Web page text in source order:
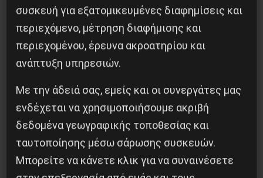
ιμπεριαλιστική σχισμή της ιστορίας
26 Μαΐου 2025
συσκευή για εξατομικευμένες διαφημίσεις και
περιεχόμενο, μέτρηση διαφήμισης και
περιεχομένου, έρευνα ακροατηρίου και
ανάπτυξη υπηρεσιών.
Με την άδειά σας, εμείς και οι συνεργάτες μας
ενδέχεται να χρησιμοποιήσουμε ακριβή
δεδομένα γεωγραφικής τοποθεσίας και
ταυτοποίησης μέσω σάρωσης συσκευών.
Μπορείτε να κάνετε κλικ για να συναινέσετε